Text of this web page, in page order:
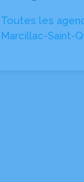
Toutes les
Marcillac-Saint-